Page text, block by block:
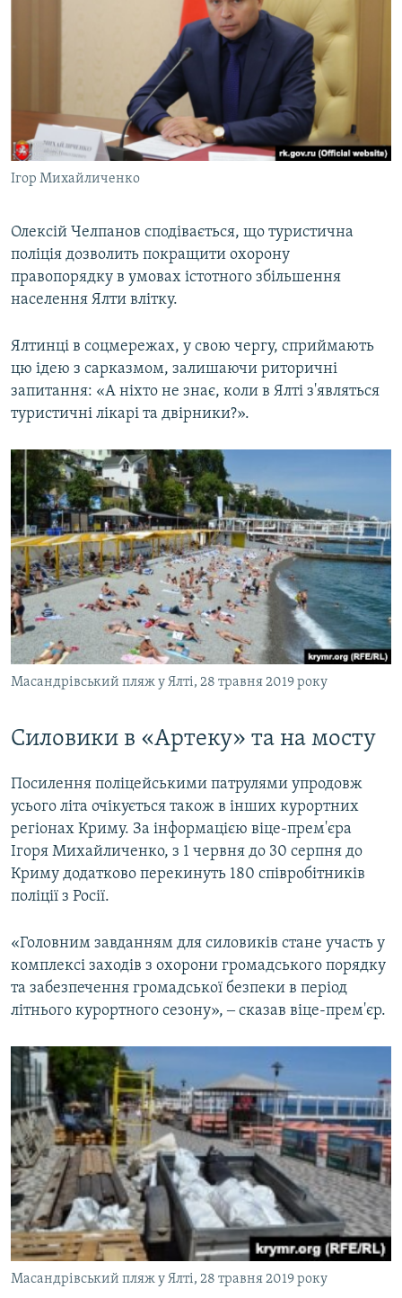
Ігор Михайличенко
Олексій Челпанов сподівається, що туристична
поліція дозволить покращити охорону
правопорядку в умовах істотного збільшення
населення Ялти влітку.
Ялтинці в соцмережах, у свою чергу, сприймають
цю ідею з сарказмом, залишаючи риторичні
запитання: «А ніхто не знає, коли в Ялті з'являться
туристичні лікарі та двірники?».
Масандрівський пляж у Ялті, 28 травня 2019 року
Силовики в «Артеку» та на мосту
Посилення поліцейськими патрулями упродовж
усього літа очікується також в інших курортних
регіонах Криму. За інформацією віце-прем'єра
Ігоря Михайличенко, з 1 червня до 30 серпня до
Криму додатково перекинуть 180 співробітників
поліції з Росії.
«Головним завданням для силовиків стане участь у
комплексі заходів з охорони громадського порядку
та забезпечення громадської безпеки в період
літнього курортного сезону», ‒ сказав віце-прем'єр.
Масандрівський пляж у Ялті, 28 травня 2019 року